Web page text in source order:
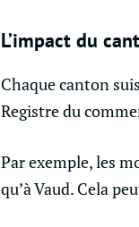
L’impact du
Chaque canton
Registre du
Par exemple, les
qu’à Vaud. Cela